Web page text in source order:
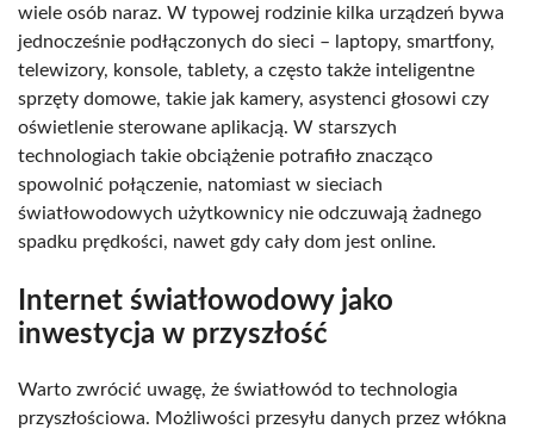
wiele osób naraz. W typowej rodzinie kilka urządzeń bywa
jednocześnie podłączonych do sieci – laptopy, smartfony,
telewizory, konsole, tablety, a często także inteligentne
sprzęty domowe, takie jak kamery, asystenci głosowi czy
oświetlenie sterowane aplikacją. W starszych
technologiach takie obciążenie potrafiło znacząco
spowolnić połączenie, natomiast w sieciach
światłowodowych użytkownicy nie odczuwają żadnego
spadku prędkości, nawet gdy cały dom jest online.
Internet światłowodowy jako
inwestycja w przyszłość
Warto zwrócić uwagę, że światłowód to technologia
przyszłościowa. Możliwości przesyłu danych przez włókna